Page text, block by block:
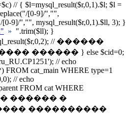
// { $l=mysql_result($r,0,1).$l; $l =
[0-9]/","",
[0-9]/","", mysql_result($r,0,1).$ll, 3); }
» ".trim($ll); }
// ������
������ } else $cid=0;
// echo
FROM cat_main WHERE type=1
// echo
FROM cat WHERE
������ �
����������